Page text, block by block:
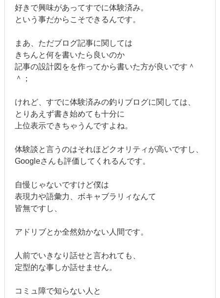
好きで興味があってすでに体験済み。
という事だからこそできるんです。
まあ、ただブログ記事に関しては
きちんと何を書いたら良いのか
記事の設計図をを作ってから書いた方が良いです＾
＾；
けれど、すでに体験済みの釣りブログに関しては、
とりあえず書き始めても十分に
上位表示できちゃうんですよね。
体験談と言うのはそれほどクオリティが高いですし、
Googleさんも評価してくれるんです。
自慢じゃないですけど僕は
表現力や語彙力、ボキャブラリィなんて
皆無ですし、
アドリブとか全然効かない人間です。
人前でいきなり話せと言われても、
定型的な事しか話せません。
コミュ障で知らない人と